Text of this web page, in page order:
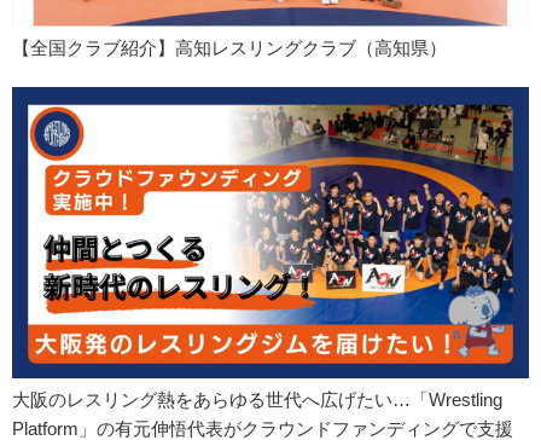
【全国クラブ紹介】高知レスリングクラブ（高知県）
大阪のレスリング熱をあらゆる世代へ広げたい…「Wrestling
Platform」の有元伸悟代表がクラウンドファンディングで支援